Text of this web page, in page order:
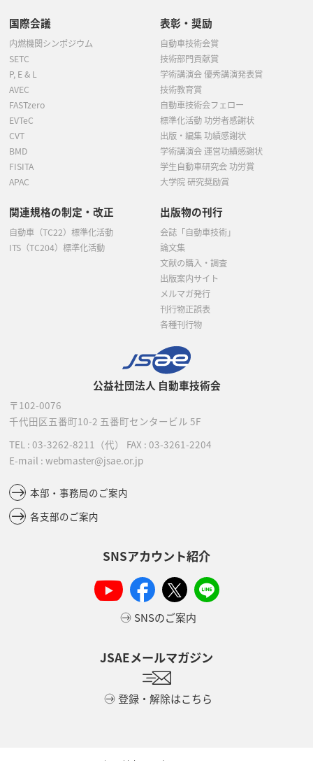
公益社団法人 自動車技術会
〒102-0076
千代田区五番町10-2 五番町センタービル 5F
TEL : 03-3262-8211 （代） FAX : 03-3261-2204
E-mail : webmaster@jsae.or.jp
本部・事務局のご案内
各支部のご案内
SNSアカウント紹介
SNSのご案内
JSAEメールマガジン
登録・解除はこちら
国際会議
内燃機関シンポジウム
SETC
P, E & L
AVEC
FASTzero
EVTeC
CVT
BMD
FISITA
APAC
表彰・奨励
自動車技術会賞
技術部門貢献賞
学術講演会 優秀講演発表賞
技術教育賞
自動車技術会フェロー
標準化活動 功労者感謝状
出版・編集 功績感謝状
学術講演会 運営功績感謝状
学生自動車研究会 功労賞
大学院 研究奨励賞
関連規格の制定・改正
自動車（TC22）標準化活動
ITS（TC204）標準化活動
出版物の刊行
会誌「自動車技術」
論文集
文献の購入・調査
出版案内サイト
メルマガ発行
刊行物正誤表
各種刊行物